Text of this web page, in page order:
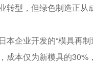
转型，但绿色制造正从
本企业开发的“模具再
成本仅为新模具的30%